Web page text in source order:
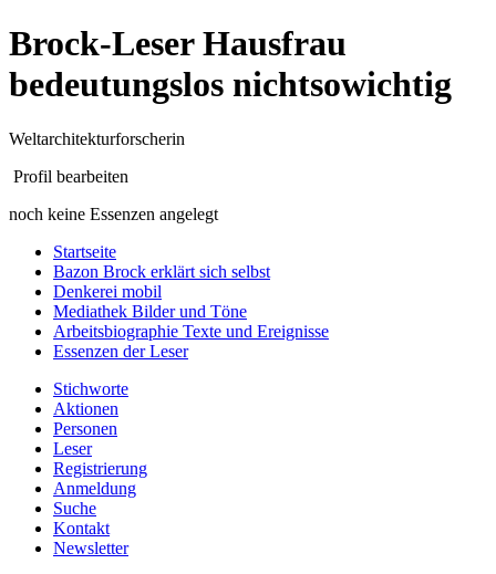
Brock-Leser Hausfrau
bedeutungslos nichtsowichtig
Weltarchitekturforscherin
Profil bearbeiten
noch keine Essenzen angelegt
Startseite
Bazon Brock erklärt sich selbst
Denkerei mobil
Mediathek Bilder und Töne
Arbeitsbiographie Texte und Ereignisse
Essenzen der Leser
Stichworte
Aktionen
Personen
Leser
Registrierung
Anmeldung
Suche
Kontakt
Newsletter